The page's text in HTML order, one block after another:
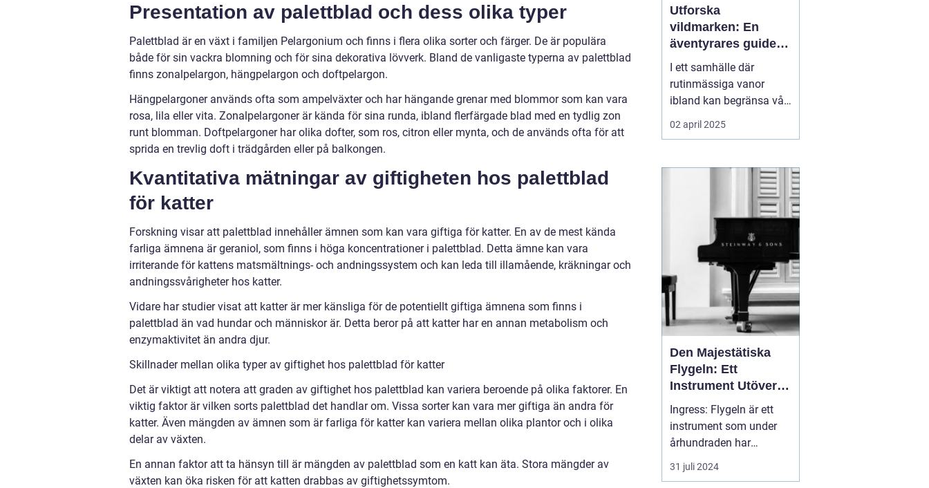
Presentation av palettblad och dess olika typer
Palettblad är en växt i familjen Pelargonium och finns i flera olika sorter och färger. De är populära
både för sin vackra blomning och för sina dekorativa lövverk. Bland de vanligaste typerna av palettblad
finns zonalpelargon, hängpelargon och doftpelargon.
Hängpelargoner används ofta som ampelväxter och har hängande grenar med blommor som kan vara
rosa, lila eller vita. Zonalpelargoner är kända för sina runda, ibland flerfärgade blad med en tydlig zon
runt blomman. Doftpelargoner har olika dofter, som ros, citron eller mynta, och de används ofta för att
sprida en trevlig doft i trädgården eller på balkongen.
Kvantitativa mätningar av giftigheten hos palettblad
för katter
Forskning visar att palettblad innehåller ämnen som kan vara giftiga för katter. En av de mest kända
farliga ämnena är geraniol, som finns i höga koncentrationer i palettblad. Detta ämne kan vara
irriterande för kattens matsmältnings- och andningssystem och kan leda till illamående, kräkningar och
andningssvårigheter hos katter.
Vidare har studier visat att katter är mer känsliga för de potentiellt giftiga ämnena som finns i
palettblad än vad hundar och människor är. Detta beror på att katter har en annan metabolism och
enzymaktivitet än andra djur.
Skillnader mellan olika typer av giftighet hos palettblad för katter
Det är viktigt att notera att graden av giftighet hos palettblad kan variera beroende på olika faktorer. En
viktig faktor är vilken sorts palettblad det handlar om. Vissa sorter kan vara mer giftiga än andra för
katter. Även mängden av ämnen som är farliga för katter kan variera mellan olika plantor och i olika
delar av växten.
En annan faktor att ta hänsyn till är mängden av palettblad som en katt kan äta. Stora mängder av
växten kan öka risken för att katten drabbas av giftighetssymtom.
Utforska
vildmarken: En
äventyrares guide
till utrustning och
upplevelser
I ett samhälle där
rutinmässiga vanor
ibland kan begränsa vår
kreativitet och
äventyrslust, finns det
i vildmarken för att
återupptäcka frihetens
sanna essens. För må...
02 april 2025
Den Majestätiska
Flygeln: Ett
Instrument Utöver
Det Vanliga
Ingress: Flygeln är ett
instrument som under
århundraden har
förtrollat människor med
sitt rika, varma och
31 juli 2024